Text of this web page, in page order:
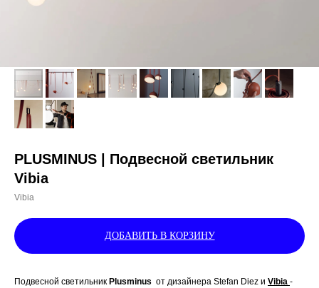
PLUSMINUS | Подвесной светильник
Vibia
Vibia
ДОБАВИТЬ В КОРЗИНУ
Подвесной светильник Plusminus от дизайнера Stefan Diez и Vibia -